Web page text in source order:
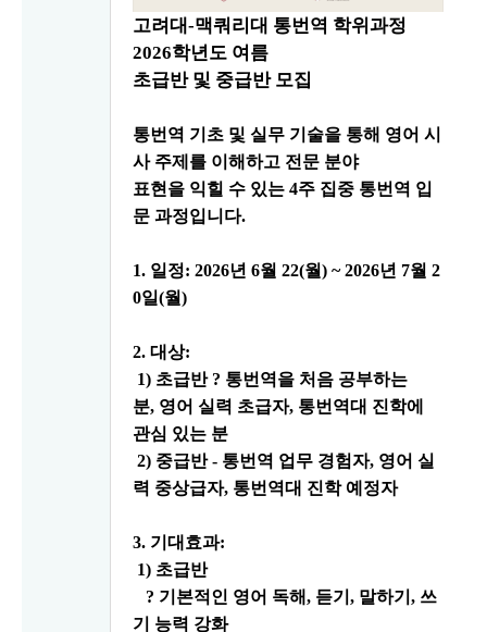
고려대-맥쿼리대 통번역 학위과정
2026학년도 여름
초급반 및 중급반 모집
통번역 기초 및 실무 기술을 통해 영어 시
사 주제를 이해하고 전문 분야
표현을 익힐 수 있는 4주 집중 통번역 입
문 과정입니다.
1. 일정: 2026년 6월 22(월) ~ 2026년 7월 2
0일(월)
2. 대상:
1) 초급반 ? 통번역을 처음 공부하는
분, 영어 실력 초급자, 통번역대 진학에
관심 있는 분
2) 중급반- 통번역 업무 경험자, 영어 실
력 중상급자, 통번역대 진학 예정자
3. 기대효과:
1) 초급반
? 기본적인 영어 독해, 듣기 , 말하기 , 쓰
기 능력 강화